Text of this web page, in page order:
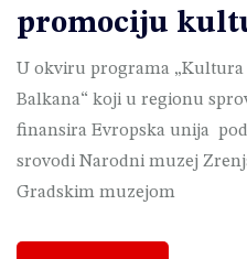
promociju
U okviru programa
Balkana“ koji u regionu
finansira Evropska unija
srovodi Narodni muzej
Gradskim muzejom